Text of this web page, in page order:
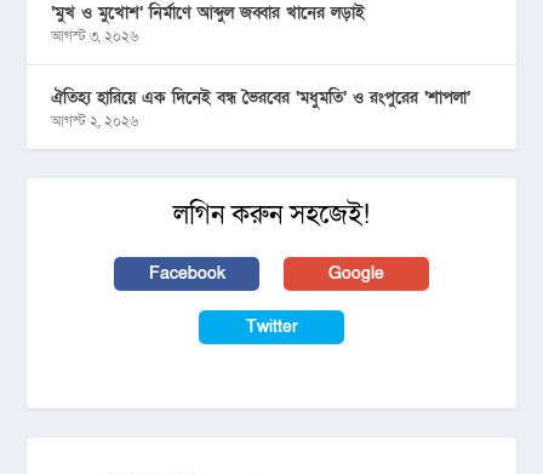
‘মুখ ও মুখোশ’ নির্মাণে আব্দুল জব্বার খানের লড়াই
আগস্ট ৩, ২০২৬
ঐতিহ্য হারিয়ে এক দিনেই বন্ধ ভৈরবের ‘মধুমতি’ ও রংপুরের ‘শাপলা’
আগস্ট ২, ২০২৬
লগিন করুন সহজেই!
Facebook Google
Twitter